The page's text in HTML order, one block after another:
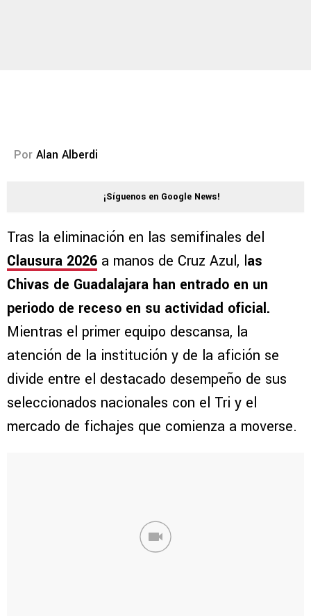
Por Alan Alberdi
¡Síguenos en Google News!
Tras la eliminación en las semifinales del
Clausura 2026 a manos de Cruz Azul, las
Chivas de Guadalajara han entrado en un
periodo de receso en su actividad oficial.
Mientras el primer equipo descansa, la
atención de la institución y de la afición se
divide entre el destacado desempeño de sus
seleccionados nacionales con el Tri y el
mercado de fichajes que comienza a moverse.